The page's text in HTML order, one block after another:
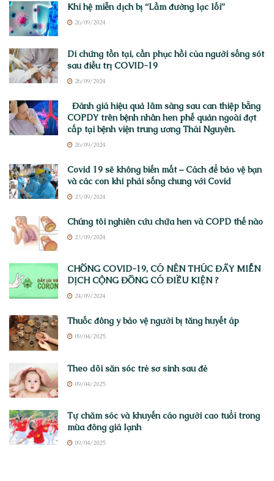
Khi hệ miễn dịch bị “Lầm đường lạc lối”
26/09/2024
Di chứng tồn tại, cần phục hồi của người sống sót
sau điều trị COVID-19
26/09/2024
Đánh giá hiệu quả lâm sàng sau can thiệp bằng
COPDY trên bệnh nhân hen phế quản ngoài đợt
cấp tại bệnh viện trung ương Thái Nguyên.
26/09/2024
Covid 19 sẽ không biến mất – Cách để bảo vệ bạn
và các con khi phải sống chung với Covid
23/09/2024
Chúng tôi nghiên cứu chữa hen và COPD thế nào
23/09/2024
CHỐNG COVID-19, CÓ NÊN THÚC ĐẨY MIỄN
DỊCH CỘNG ĐỒNG CÓ ĐIỀU KIỆN ?
24/09/2024
Thuốc đông y bảo vệ người bị tăng huyết áp
09/04/2025
Theo dõi săn sóc trẻ sơ sinh sau đẻ
09/04/2025
Tự chăm sóc và khuyến cáo người cao tuổi trong
mùa đông giá lạnh
09/04/2025